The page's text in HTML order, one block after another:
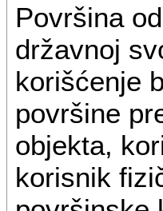
Površina
državnoj
korišćenje
površine
objekta,
korisnik